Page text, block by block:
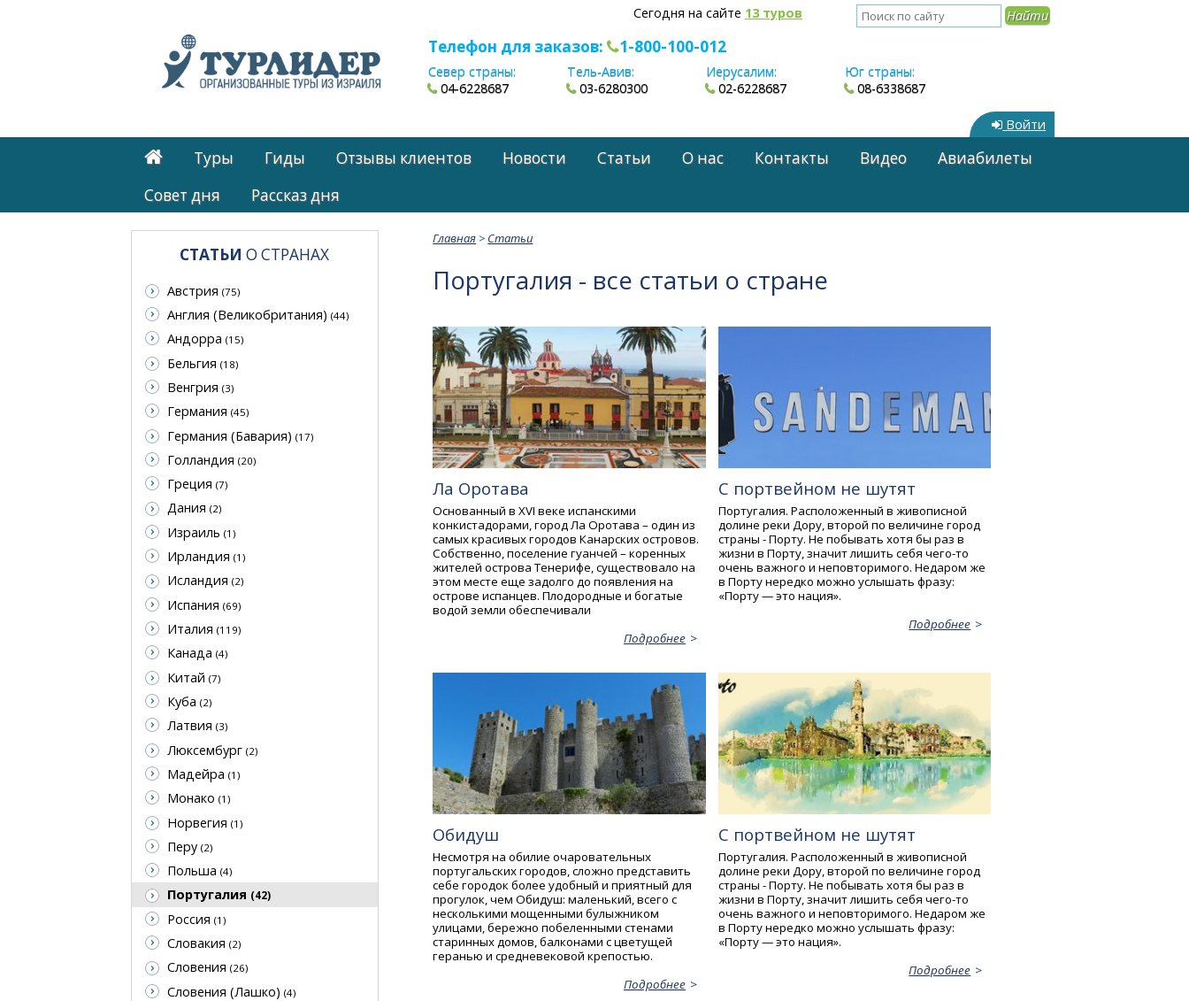
Сегодня на сайте 13 туров
Телефон для заказов: 1-800-100-012
Север страны:
04-6228687
Тель-Авив:
03-6280300
Иерусалим:
02-6228687
Юг страны:
08-6338687
Войти
Туры Гиды Отзывы клиентов Новости Статьи О нас Контакты Видео
Авиабилеты
Cовет дня
Рассказ дня
Главная > Статьи
Португалия - все статьи о стране
Ла Оротава
Основанный в XVI веке испанскими
конкистадорами, город Ла Оротава – один из
самых красивых городов Канарских островов.
Собственно, поселение гуанчей – коренных
жителей острова Тенерифе, существовало на
этом месте еще задолго до появления на
острове испанцев. Плодородные и богатые
водой земли обеспечивали
Подробнее
С портвейном не шутят
Португалия. Расположенный в живописной
долине реки Дору, второй по величине город
страны - Порту. Не побывать хотя бы раз в
жизни в Порту, значит лишить себя чего-то
очень важного и неповторимого. Недаром же
в Порту нередко можно услышать фразу:
«Порту — это нация».
Подробнее
Обидуш
Несмотря на обилие очаровательных
португальских городов, сложно представить
себе городок более удобный и приятный для
прогулок, чем Обидуш: маленький, всего с
несколькими мощенными булыжником
улицами, бережно побеленными стенами
старинных домов, балконами с цветущей
геранью и средневековой крепостью.
Подробнее
С портвейном не шутят
Португалия. Расположенный в живописной
долине реки Дору, второй по величине город
страны - Порту. Не побывать хотя бы раз в
жизни в Порту, значит лишить себя чего-то
очень важного и неповторимого. Недаром же
в Порту нередко можно услышать фразу:
«Порту — это нация».
Подробнее
СТАТЬИО СТРАНАХ
Австрия (75)
Англия (Великобритания) (44)
Андорра (15)
Бельгия (18)
Венгрия (3)
Германия (45)
Германия (Бавария) (17)
Голландия (20)
Греция (7)
Дания (2)
Израиль (1)
Ирландия (1)
Исландия (2)
Испания (69)
Италия (119)
Канада (4)
Китай (7)
Куба (2)
Латвия (3)
Люксембург (2)
Мадейра (1)
Монако (1)
Норвегия (1)
Перу (2)
Польша (4)
Португалия (42)
Россия (1)
Словакия (2)
Словения (26)
Словения (Лашко) (4)